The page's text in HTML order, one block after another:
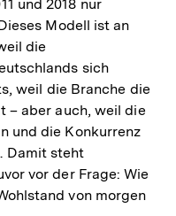
und 2018 nur
Modell ist an
die
sich
weil die Branche die
– aber auch, weil die
und die Konkurrenz
Damit steht
vor der Frage: Wie
von morgen